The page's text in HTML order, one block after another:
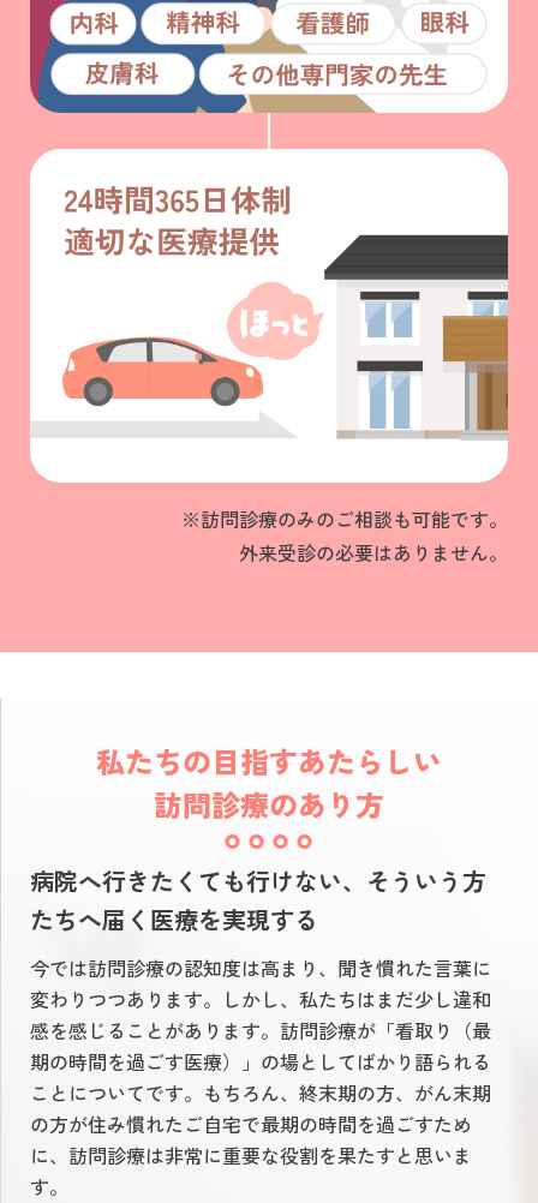
※訪問診療のみのご相談も可能です。
外来受診の必要はありません。
私たちの目指すあたらしい
訪問診療のあり方
病院へ行きたくても行けない、そういう方
たちへ届く医療を実現する
今では訪問診療の認知度は高まり、聞き慣れた言葉に
変わりつつあります。しかし、私たちはまだ少し違和
感を感じることがあります。訪問診療が「看取り（最
期の時間を過ごす医療）」の場としてばかり語られる
ことについてです。もちろん、終末期の方、がん末期
の方が住み慣れたご自宅で最期の時間を過ごすため
に、訪問診療は非常に重要な役割を果たすと思いま
す。